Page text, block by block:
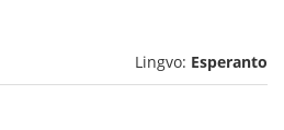
Lingvo: Esperanto